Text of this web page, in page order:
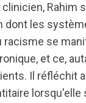
Rahim
dont les
racisme se
et ce,
Il réfléchit
lorsqu'elle